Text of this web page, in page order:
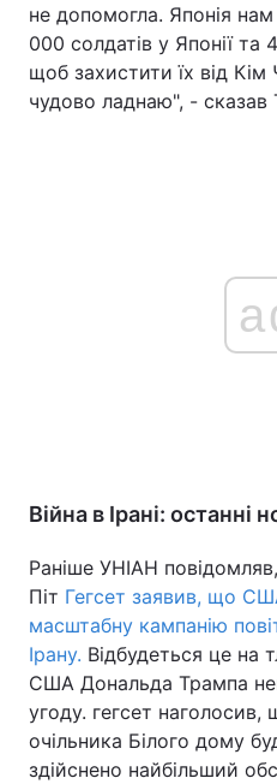
не допомогла. Японія
000 солдатів у Японії та
щоб захистити їх від
чудово ладнаю", - сказав
Війна в Ірані: останні
Раніше УНІАН
Піт Гегсет заявив, що
масштабну кампанію
Ірану. Відбудеться це на
США Дональда Трампа
угоду. гегсет наголосив,
очільника Білого дому
здійснено найбільший